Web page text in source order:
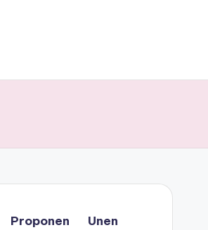
Proponen
Unen